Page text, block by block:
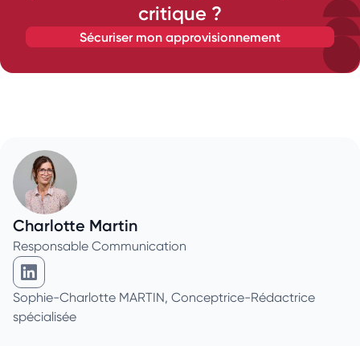
critique ?
sécuriser mon approvisionnement
Charlotte Martin
Responsable Communication
Charlotte Martin sur Linkedin
Sophie-Charlotte MARTIN, Conceptrice-Rédactrice
spécialisée